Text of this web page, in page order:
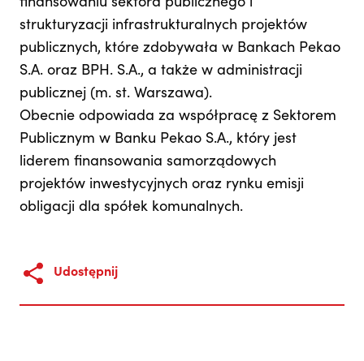
finansowaniu sektora publicznego i
strukturyzacji infrastrukturalnych projektów
publicznych, które zdobywała w Bankach Pekao
S.A. oraz BPH. S.A., a także w administracji
publicznej (m. st. Warszawa).
Obecnie odpowiada za współpracę z Sektorem
Publicznym w Banku Pekao S.A., który jest
liderem finansowania samorządowych
projektów inwestycyjnych oraz rynku emisji
obligacji dla spółek komunalnych.
Udostępnij